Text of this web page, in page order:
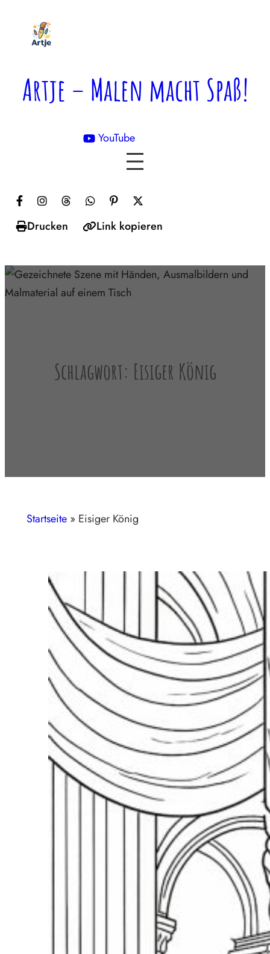
springen
Artje – Malen macht Spaß!
YouTube

Drucken Link kopieren
Schlagwort: Eisiger König
Startseite » Eisiger König